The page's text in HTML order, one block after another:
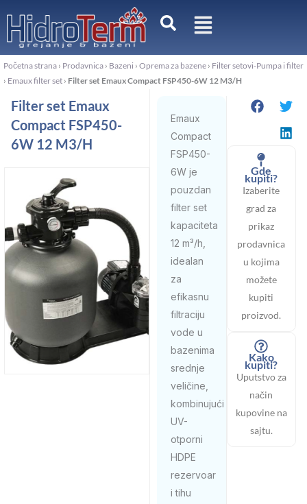
садржај
Početna strana › Prodavnica › Bazeni › Oprema za bazene › Filter setovi-Pumpa i filter
› Emaux filter set › Filter set Emaux Compact FSP450-6W 12 M3/H
Filter set Emaux
Compact FSP450-
6W 12 M3/H
Emaux
Compact
FSP450-
6W je
pouzdan
filter set
kapaciteta
12 m³/h,
idealan
za
efikasnu
filtraciju
vode u
bazenima
srednje
veličine,
kombinujući
UV-
otporni
HDPE
rezervoar
i tihu
Gde
kupiti?
Izaberite
grad za
prikaz
prodavnica
u kojima
možete
kupiti
proizvod.
Kako
kupiti?
Uputstvo za
način
kupovine na
sajtu.